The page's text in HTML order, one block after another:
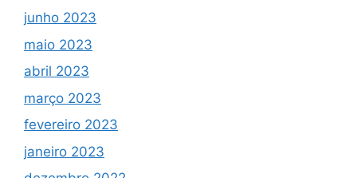
junho 2023
maio 2023
abril 2023
março 2023
fevereiro 2023
janeiro 2023